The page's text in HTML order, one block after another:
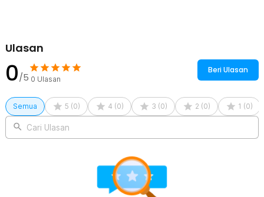
Rincian yang Anda dapatkan untuk pembelian produk ini:
1 x SanDisk Dual-Interface Phone Drive Android USB Type C 3.2
Gen 1 - SDDDC6
Ulasan
0/5 0 Ulasan
Beri Ulasan
Semua 5 (0) 4 (0) 3 (0) 2 (0) 1 (0)
Cari Ulasan